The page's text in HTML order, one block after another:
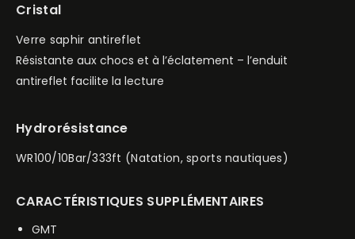
Cristal
Verre saphir antireflet
Résistante aux chocs et à l’éclatement – l’enduit
antireflet facilite la lecture
Hydrorésistance
WR100/10Bar/333ft (Natation, sports nautiques)
CARACTÉRISTIQUES SUPPLÉMENTAIRES
GMT